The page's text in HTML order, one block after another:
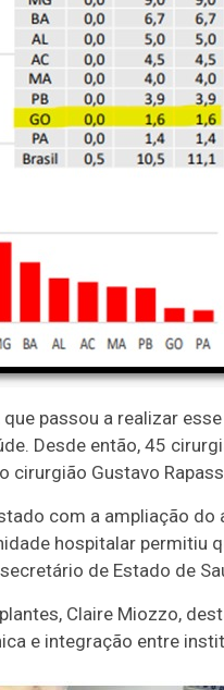
passou a realizar
Desde então, 45
cirurgião Gustavo
com a ampliação
hospitalar permitiu
de Estado de
Claire Miozzo,
e integração entre